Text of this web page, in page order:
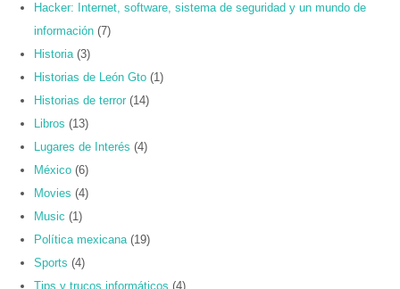
Hacker: Internet, software, sistema de seguridad y un mundo de
información (7)
Historia (3)
Historias de León Gto (1)
Historias de terror (14)
Libros (13)
Lugares de Interés (4)
México (6)
Movies (4)
Music (1)
Política mexicana (19)
Sports (4)
Tips y trucos informáticos (4)